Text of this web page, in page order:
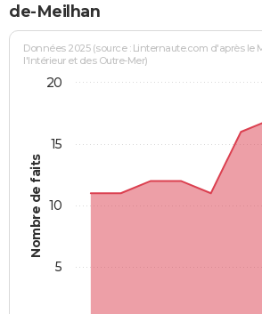
de-Meilhan
Nombre de faits
Données 2025 (source : Linternaute.com d'après le
l'Intérieur et des Outre-Mer)
5
10
15
20